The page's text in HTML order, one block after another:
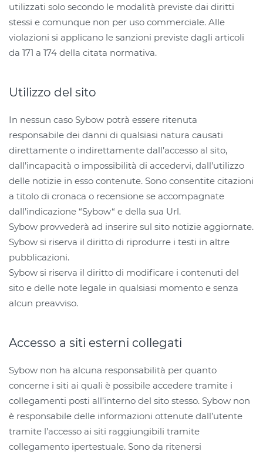
utilizzati solo secondo le modalità previste dai diritti
stessi e comunque non per uso commerciale. Alle
violazioni si applicano le sanzioni previste dagli articoli
da 171 a 174 della citata normativa.
Utilizzo del sito
In nessun caso Sybow potrà essere ritenuta
responsabile dei danni di qualsiasi natura causati
direttamente o indirettamente dall’accesso al sito,
dall’incapacità o impossibilità di accedervi, dall’utilizzo
delle notizie in esso contenute. Sono consentite citazioni
a titolo di cronaca o recensione se accompagnate
dall’indicazione “Sybow“ e della sua Url.
Sybow provvederà ad inserire sul sito notizie aggiornate.
Sybow si riserva il diritto di riprodurre i testi in altre
pubblicazioni.
Sybow si riserva il diritto di modificare i contenuti del
sito e delle note legale in qualsiasi momento e senza
alcun preavviso.
Accesso a siti esterni collegati
Sybow non ha alcuna responsabilità per quanto
concerne i siti ai quali è possibile accedere tramite i
collegamenti posti all’interno del sito stesso. Sybow non
è responsabile delle informazioni ottenute dall’utente
tramite l’accesso ai siti raggiungibili tramite
collegamento ipertestuale. Sono da ritenersi